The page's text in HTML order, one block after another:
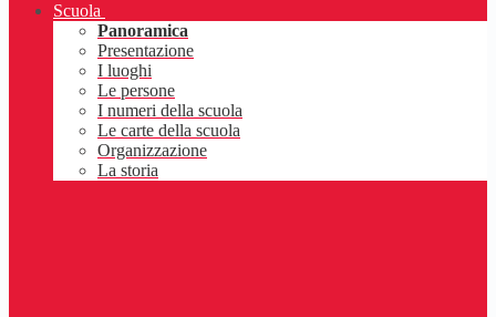
Scuola
Panoramica
Presentazione
I luoghi
Le persone
I numeri della scuola
Le carte della scuola
Organizzazione
La storia